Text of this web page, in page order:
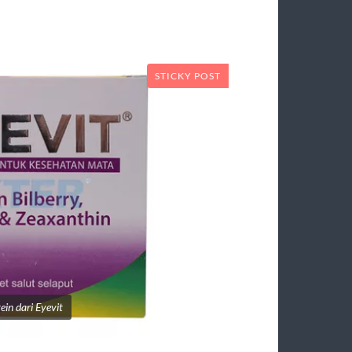
STICKY POST
dari Eyevit